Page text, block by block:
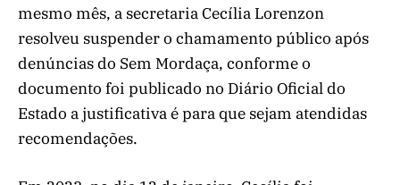
mesmo mês, a secretaria Cecília Lorenzon
resolveu suspender o chamamento público após
denúncias do Sem Mordaça, conforme o
documento foi publicado no Diário Oficial do
Estado a justificativa é para que sejam atendidas
recomendações.